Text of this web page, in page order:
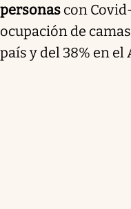
personas con
ocupación de
país y del 38% en el